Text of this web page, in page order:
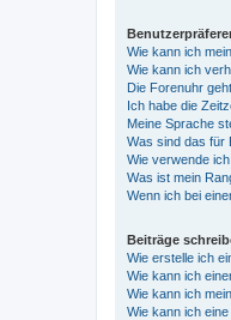
Wie kann ich
Wie kann ich
Die Forenuhr
Ich habe die
Meine Sprache
Was sind das für
Wie verwende
Was ist mein
Wenn ich bei
Beiträge
Wie erstelle ich
Wie kann ich
Wie kann ich
Wie kann ich